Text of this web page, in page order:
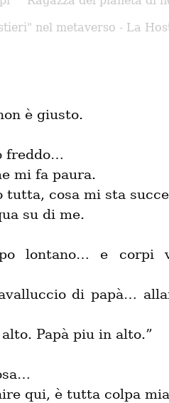
nel metaverso - La
è giusto.
freddo…
mi fa paura.
tutta, cosa mi sta
su di me.
lontano… e corpi
di papà…
Papà piu in alto.”
qui, è tutta colpa